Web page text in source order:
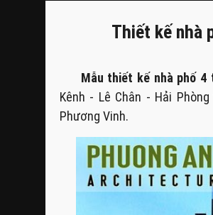
Thiết kế nhà
Mẫu thiết kế nhà phố 4
Kênh - Lê Chân - Hải
Phương Vinh.